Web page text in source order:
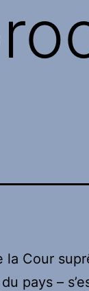
la Cour
pays –